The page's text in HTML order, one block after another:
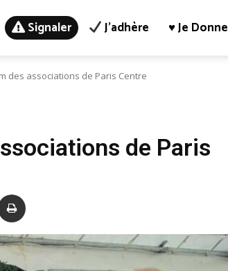
Signaler J’adhère ♥ Je Donne
des associations de Paris Centre
de Paris